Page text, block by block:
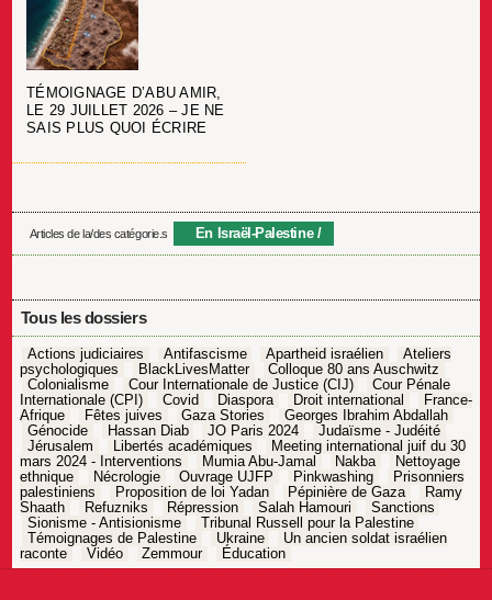
TÉMOIGNAGE D’ABU AMIR,
LE 29 JUILLET 2026 – JE NE
SAIS PLUS QUOI ÉCRIRE
Articles de la/des catégorie.s En Israël-Palestine
Tous les dossiers
Actions judiciaires Antifascisme Apartheid israélien
Ateliers
psychologiques
BlackLivesMatter
Colloque 80 ans Auschwitz
Colonialisme
Cour Internationale de Justice (CIJ)
Cour Pénale
Internationale (CPI)
Covid Diaspora Droit international
France-
Afrique
Fêtes juives Gaza Stories
Georges Ibrahim Abdallah
Génocide
Hassan Diab JO Paris 2024
Judaïsme - Judéité
Jérusalem
Libertés académiques
Meeting international juif du 30
mars 2024 - Interventions
Mumia Abu-Jamal Nakba
Nettoyage
ethnique
Nécrologie Ouvrage UJFP Pinkwashing
Prisonniers
palestiniens
Proposition de loi Yadan Pépinière de Gaza
Ramy
Shaath
Refuzniks Répression Salah Hamouri
Sanctions
Sionisme - Antisionisme
Tribunal Russell pour la Palestine
Témoignages de Palestine
Ukraine
Un ancien soldat israélien
raconte
Vidéo Zemmour Éducation
Navigation